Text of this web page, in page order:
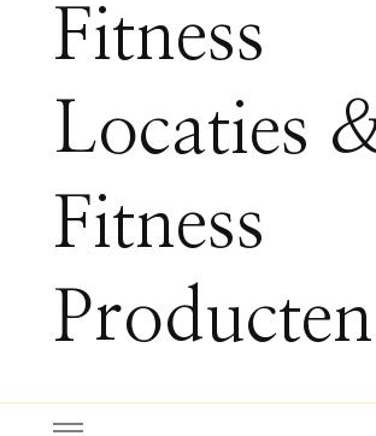
Fitness
Locaties
Fitness
Producten